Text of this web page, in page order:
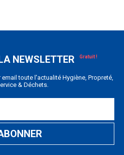
NEWSLETTER
toute l'actualité Hygiène, Propreté,
& Déchets.